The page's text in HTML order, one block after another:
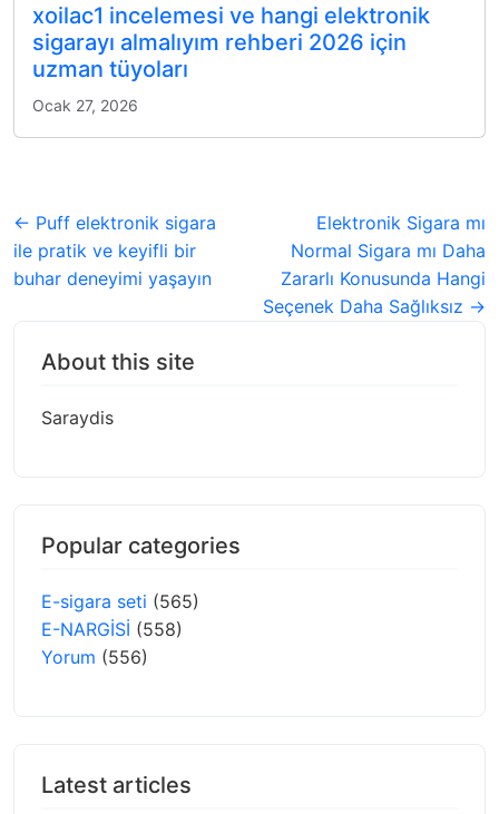
xoilac1 incelemesi ve hangi elektronik
sigarayı almalıyım rehberi 2026 için
uzman tüyoları
Ocak 27, 2026
← Puff elektronik sigara
ile pratik ve keyifli bir
buhar deneyimi yaşayın
Elektronik Sigara mı
Normal Sigara mı Daha
Zararlı Konusunda Hangi
Seçenek Daha Sağlıksız →
About this site
Saraydis
Popular categories
E-sigara seti (565)
E-NARGİSİ (558)
Yorum (556)
Latest articles